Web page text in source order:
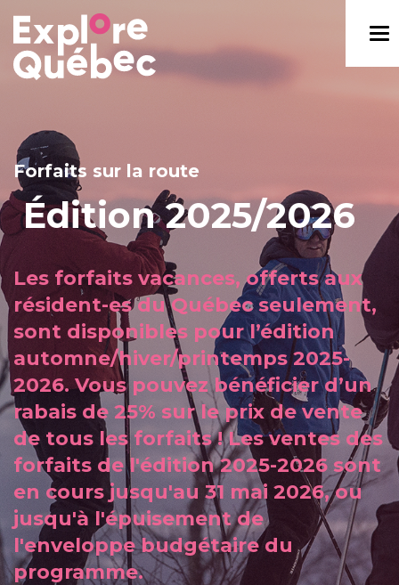
Forfaits sur la route
Édition 2025/2026
Les forfaits vacances, offerts aux
résident-es du Québec seulement,
sont disponibles pour l’édition
automne/hiver/printemps 2025-
2026. Vous pouvez bénéficier d’un
rabais de 25% sur le prix de vente
de tous les forfaits ! Les ventes des
forfaits de l'édition 2025-2026 sont
en cours jusqu'au 31 mai 2026, ou
jusqu'à l'épuisement de
l'enveloppe budgétaire du
programme.